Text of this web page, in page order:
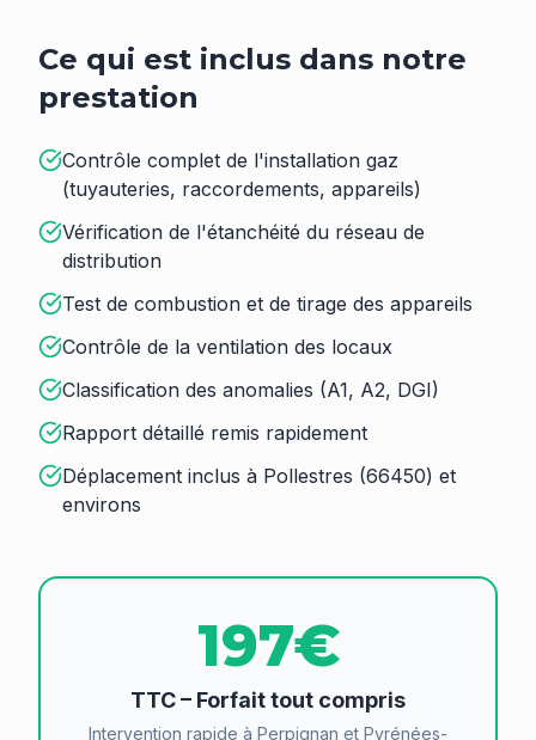
Ce qui est inclus dans notre
prestation
Contrôle complet de l'installation gaz
(tuyauteries, raccordements, appareils)
Vérification de l'étanchéité du réseau de
distribution
Test de combustion et de tirage des appareils
Contrôle de la ventilation des locaux
Classification des anomalies (A1, A2, DGI)
Rapport détaillé remis rapidement
Déplacement inclus à Pollestres (66450) et
environs
197€
TTC – Forfait tout compris
Intervention rapide à Perpignan et Pyrénées-